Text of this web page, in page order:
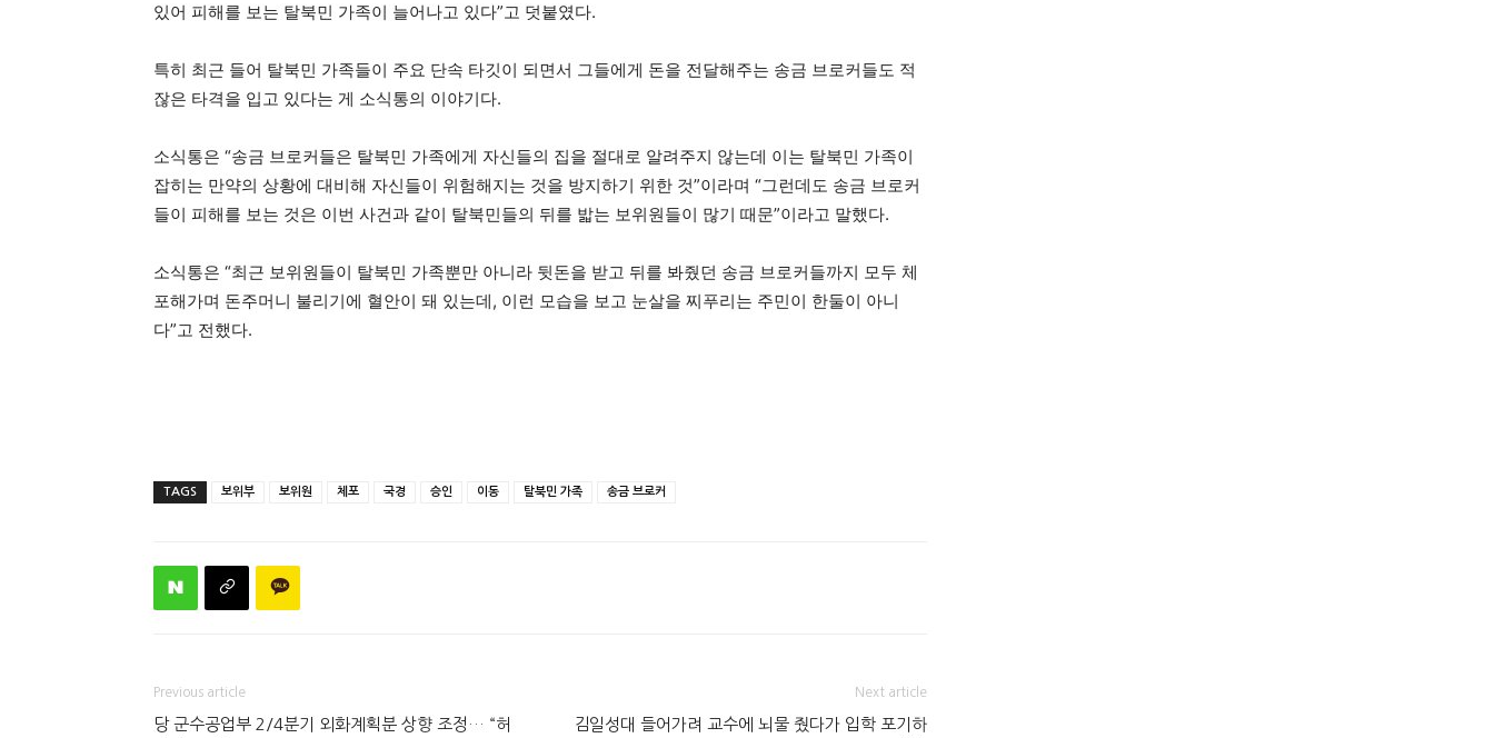
있어 피해를 보는 탈북민 가족이 늘어나고 있다”고 덧붙였다.
특히 최근 들어 탈북민 가족들이 주요 단속 타깃이 되면서 그들에게 돈을 전달해주는 송금 브로커들도 적
잖은 타격을 입고 있다는 게 소식통의 이야기다.
소식통은 “송금 브로커들은 탈북민 가족에게 자신들의 집을 절대로 알려주지 않는데 이는 탈북민 가족이
잡히는 만약의 상황에 대비해 자신들이 위험해지는 것을 방지하기 위한 것”이라며 “그런데도 송금 브로커
들이 피해를 보는 것은 이번 사건과 같이 탈북민들의 뒤를 밟는 보위원들이 많기 때문”이라고 말했다.
소식통은 “최근 보위원들이 탈북민 가족뿐만 아니라 뒷돈을 받고 뒤를 봐줬던 송금 브로커들까지 모두 체
포해가며 돈주머니 불리기에 혈안이 돼 있는데, 이런 모습을 보고 눈살을 찌푸리는 주민이 한둘이 아니
다”고 전했다.
TAGS 보위부 보위원 체포 국경 승인 이동 탈북민 가족 송금 브로커
Previous article
당 군수공업부 2/4분기 외화계획분 상향 조정… “허
Next article
김일성대 들어가려 교수에 뇌물 줬다가 입학 포기하